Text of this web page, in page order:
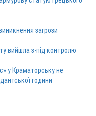
загрози
вийшла з-під контролю
у Краматорську не
години